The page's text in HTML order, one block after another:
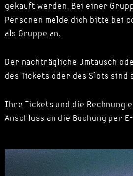
gekauft werden. Bei einer
Personen melde dich bitte bei
als Gruppe an.
Der nachträgliche Umtausch
des Tickets oder des Slots sind
Ihre Tickets und die Rechnung
Anschluss an die Buchung per